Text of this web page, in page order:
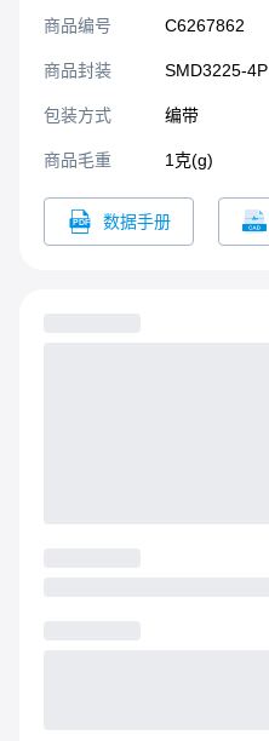
商品编号 C6267862
商品封装 SMD3225-4P​
包装方式 编带
商品毛重 1克(g)
数据手册